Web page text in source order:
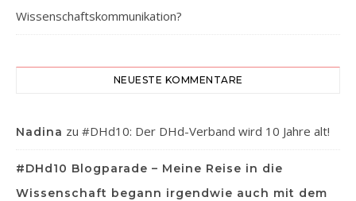
Wissenschaftskommunikation?
NEUESTE KOMMENTARE
Nadina zu #DHd10: Der DHd-Verband wird 10 Jahre alt!
#DHd10 Blogparade – Meine Reise in die
Wissenschaft begann irgendwie auch mit dem